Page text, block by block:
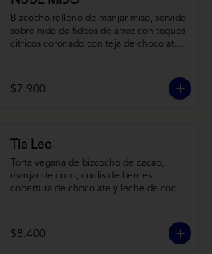
Bizcocho relleno de manjar miso, servido
sobre nido de fideos de arroz con toques
citricos coronado con teja de chocolate
$7.900
Tia Leo
Torta vegana de bizcocho de cacao,
manjar de coco, coulis de berries,
cobertura de chocolate y leche de coco
$8.400